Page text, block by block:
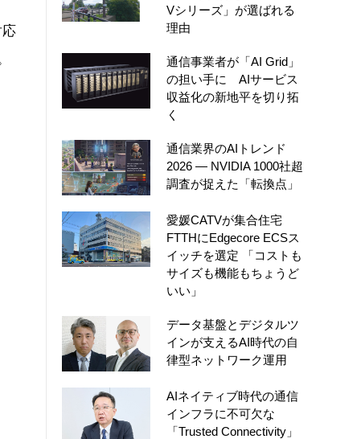
Vシリーズ」が選ばれる
理由
通信事業者が「AI Grid」
の担い手に AIサービス
収益化の新地平を切り拓
く
通信業界のAIトレンド
2026 ― NVIDIA 1000社超
調査が捉えた「転換点」
愛媛CATVが集合住宅
FTTHにEdgecore ECSス
イッチを選定 「コストも
サイズも機能もちょうど
いい」
データ基盤とデジタルツ
インが支えるAI時代の自
律型ネットワーク運用
AIネイティブ時代の通信
インフラに不可欠な
「Trusted Connectivity」